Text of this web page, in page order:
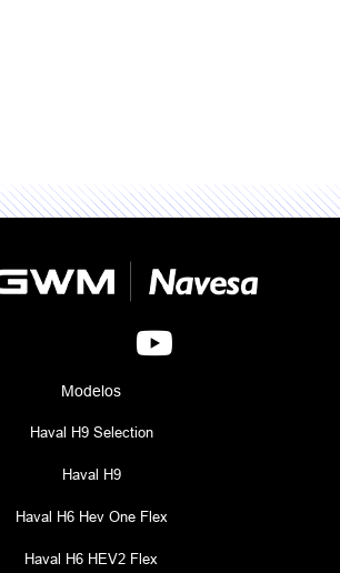
Modelos
Haval H9 Selection
Haval H9
Haval H6 Hev One Flex
Haval H6 HEV2 Flex